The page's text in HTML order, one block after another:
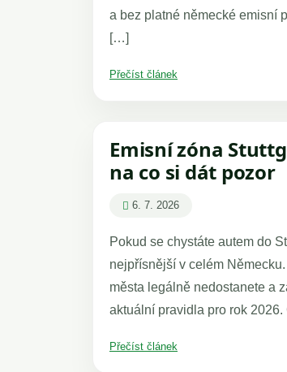
a bez platné německé emisní
[…]
Přečíst článek
Emisní zóna
na co si dát pozor
6. 7. 2026
Pokud se chystáte autem do
nejpřísnější v celém
města legálně nedostanete a
aktuální pravidla pro rok
Přečíst článek